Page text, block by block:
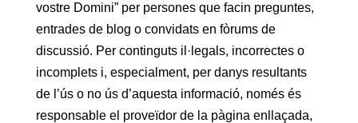
vostre Domini” per persones que facin preguntes,
entrades de blog o convidats en fòrums de
discussió. Per continguts il·legals, incorrectes o
incomplets i, especialment, per danys resultants
de l’ús o no ús d’aquesta informació, només és
responsable el proveïdor de la pàgina enllaçada,